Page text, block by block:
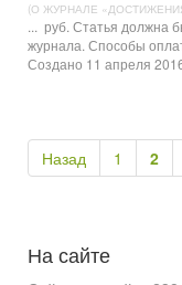
(О ЖУРНАЛЕ
... руб. Статья должна
журнала. Способы
Создано 11 апреля
Назад 1 2
На сайте